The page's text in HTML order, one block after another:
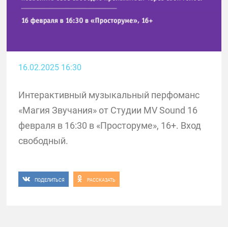
16.02.2025 16:30
Интерактивный музыкальный перфоманс
«Магия Звучания» от Студии MV Sound 16
февраля в 16:30 в «Просторуме», 16+. Вход
свободный.
ПОДЕЛИТЬСЯ РАССКАЗАТЬ